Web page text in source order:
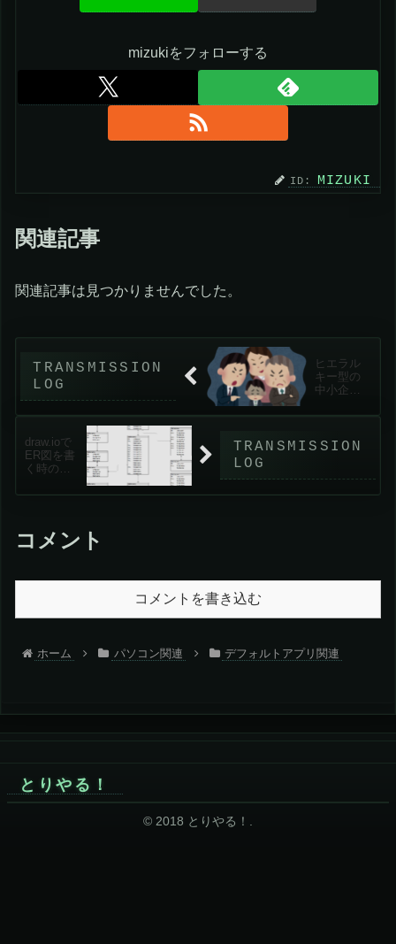
mizukiをフォローする
MIZUKI
関連記事
関連記事は見つかりませんでした。
ヒエラル
キー型の
中小企業
人に嫌わ
めるしか
draw.ioで
ER図を書
く時の行
の備忘録
コメント
コメントを書き込む
ホーム パソコン関連 デフォルトアプリ関連
とりやる！
© 2018 とりやる！.